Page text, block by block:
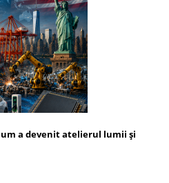
a devenit atelierul lumii și